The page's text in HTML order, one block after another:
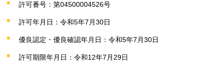
許可番号：第04500004526号
許可年月日：令和5年7月30日
優良認定・優良確認年月日：令和5年7月30日
許可期限年月日：令和12年7月29日